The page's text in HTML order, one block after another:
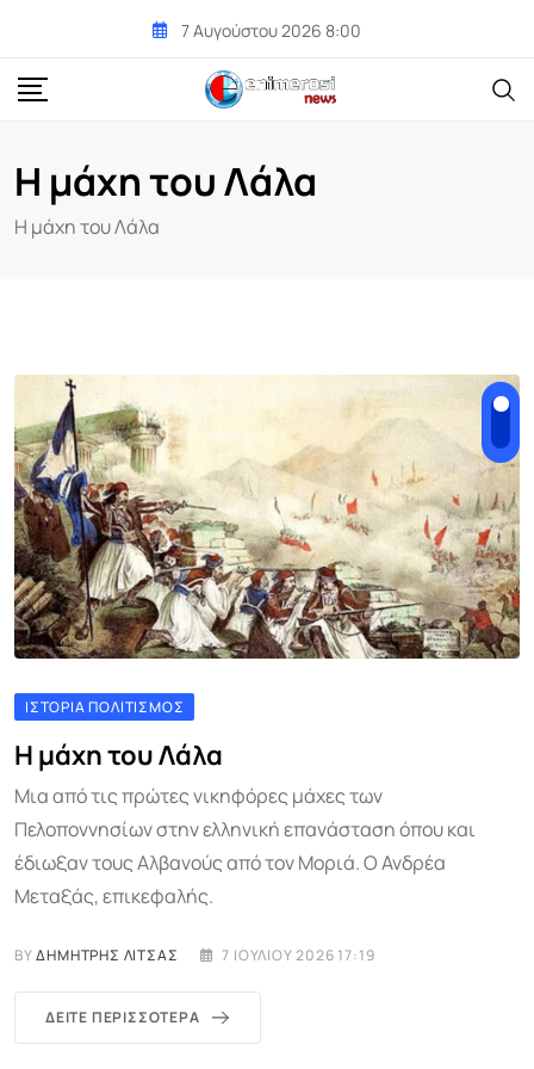
content
7 Αυγούστου 2026 8:00
Η μάχη του Λάλα
Η μάχη του Λάλα
ΙΣΤΟΡΊΑ ΠΟΛΙΤΙΣΜΌΣ
Η μάχη του Λάλα
Μια από τις πρώτες νικηφόρες μάχες των
Πελοποννησίων στην ελληνική επανάσταση όπου και
έδιωξαν τους Αλβανούς από τον Μοριά. Ο Ανδρέα
Μεταξάς, επικεφαλής.
BYΔΗΜΉΤΡΗΣ ΛΊΤΣΑΣ 7 ΙΟΥΛΊΟΥ 2026 17:19
ΔΕΊΤΕ ΠΕΡΙΣΣΌΤΕΡΑ